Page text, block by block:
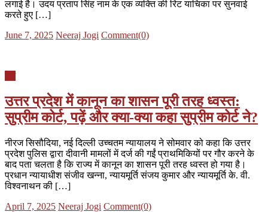
लगाई है। उदय प्रताप सिंह नाम के एक व्यक्ति की रिट याचिका पर सुनवाई
करते हुए […]
Posted
June 7, 2025 Author
Neeraj Jogi Comment(0)
उत्तर प्रदेश में कानून का शासन पूरी तरह ध्वस्त:
सुप्रीम कोर्ट, पढ़ें और क्या-क्या कहा सुप्रीम कोर्ट ने?
नीरज सिसौदिया, नई दिल्ली उच्चतम न्यायालय ने सोमवार को कहा कि उत्तर
प्रदेश पुलिस द्वारा दीवानी मामलों में दर्ज की गईं प्राथमिकियों पर गौर करने के
बाद पता चलता है कि राज्य में कानून का शासन पूरी तरह ध्वस्त हो गया है।
प्रधान न्यायाधीश संजीव खन्ना, न्यायमूर्ति संजय कुमार और न्यायमूर्ति के. वी.
विश्वनाथन की […]
Posted
April 7, 2025 Author
Neeraj Jogi Comment(0)